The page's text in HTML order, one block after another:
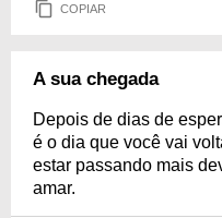
COPIAR
A sua chegada
Depois de dias de
é o dia que você vai
estar passando mais
amar.